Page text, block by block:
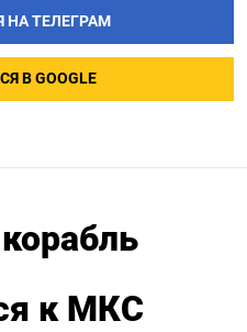
НА ТЕЛЕГРАМ
В GOOGLE
к МКС